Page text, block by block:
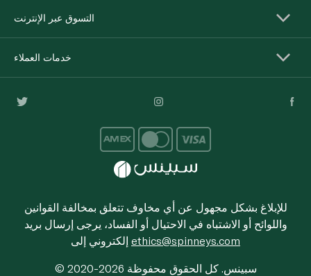
التسوق عبر الإنترنت
خدمات العملاء
للإبلاغ بشكل مجهول عن أي مخاوف تتعلق بمخالفة القوانين
واللوائح أو الاشتباه في الاحتيال أو الفساد، يرجى إرسال بريد
ethics@spinneys.com
© 2020-2026 سبينس. كل الحقوق محفوظة